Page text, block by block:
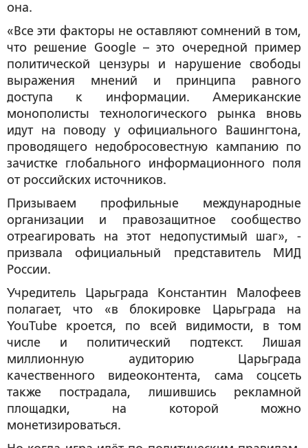
она.
«Все эти факторы не оставляют сомнений в том,
что решение Google – это очередной пример
политической цензуры и нарушение свободы
выражения мнений и принципа равного
доступа к информации. Американские
монополисты технологического рынка вновь
идут на поводу у официального Вашингтона,
проводящего недобросовестную кампанию по
зачистке глобального информационного поля
от российских источников.
Призываем профильные международные
организации и правозащитное сообщество
отреагировать на этот недопустимый шаг», -
призвала официальный представитель МИД
России.
Учредитель Царьграда Константин Малофеев
полагает, что «в блокировке Царьграда на
YouTube кроется, по всей видимости, в том
числе и политический подтекст. Лишая
миллионную аудиторию Царьграда
качественного видеоконтента, сама соцсеть
также пострадала, лишившись рекламной
площадки, на которой можно
монетизироваться.